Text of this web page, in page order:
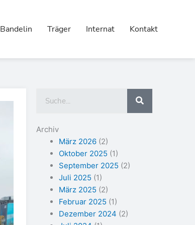
Bandelin Träger Internat Kontakt
Archiv
März 2026 (2)
Oktober 2025 (1)
September 2025 (2)
Juli 2025 (1)
März 2025 (2)
Februar 2025 (1)
Dezember 2024 (2)